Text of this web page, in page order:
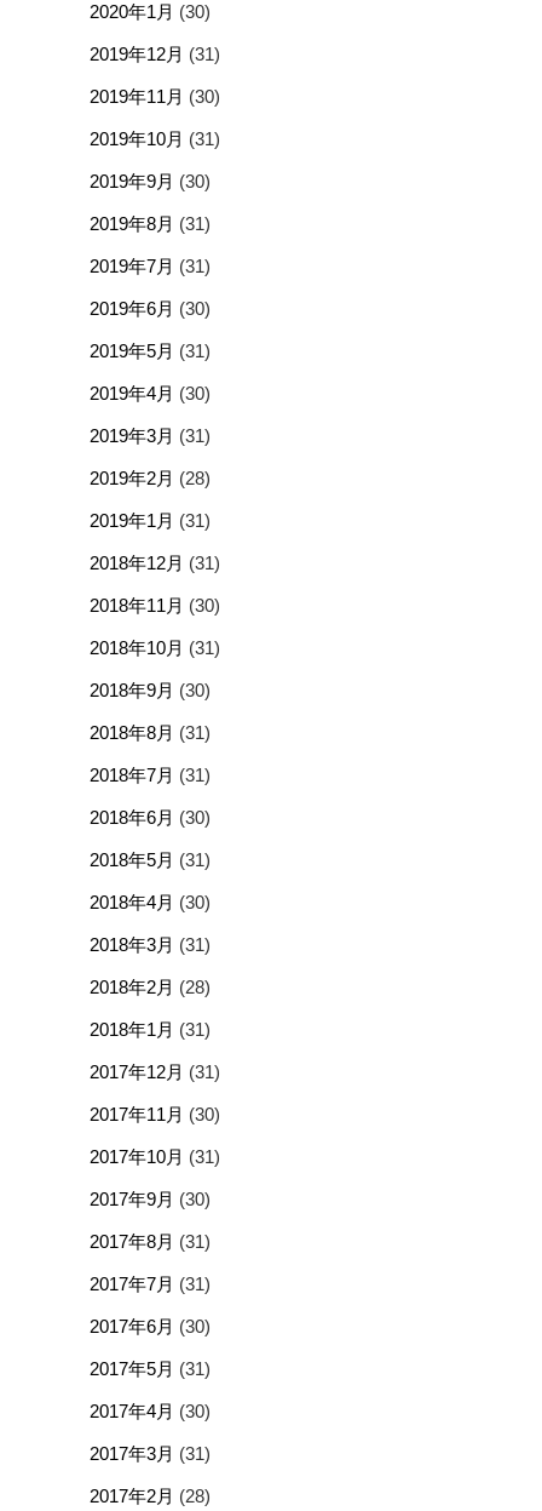
2020年1月 (30)
2019年12月 (31)
2019年11月 (30)
2019年10月 (31)
2019年9月 (30)
2019年8月 (31)
2019年7月 (31)
2019年6月 (30)
2019年5月 (31)
2019年4月 (30)
2019年3月 (31)
2019年2月 (28)
2019年1月 (31)
2018年12月 (31)
2018年11月 (30)
2018年10月 (31)
2018年9月 (30)
2018年8月 (31)
2018年7月 (31)
2018年6月 (30)
2018年5月 (31)
2018年4月 (30)
2018年3月 (31)
2018年2月 (28)
2018年1月 (31)
2017年12月 (31)
2017年11月 (30)
2017年10月 (31)
2017年9月 (30)
2017年8月 (31)
2017年7月 (31)
2017年6月 (30)
2017年5月 (31)
2017年4月 (30)
2017年3月 (31)
2017年2月 (28)